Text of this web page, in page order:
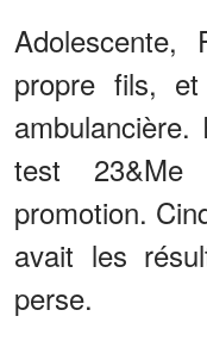
Adolescente,
propre fils,
test
promotion.
avait les
perse.